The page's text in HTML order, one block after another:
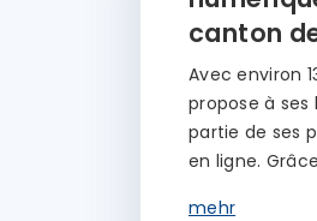
canton
Avec environ
propose à
partie de ses
en ligne.
mehr